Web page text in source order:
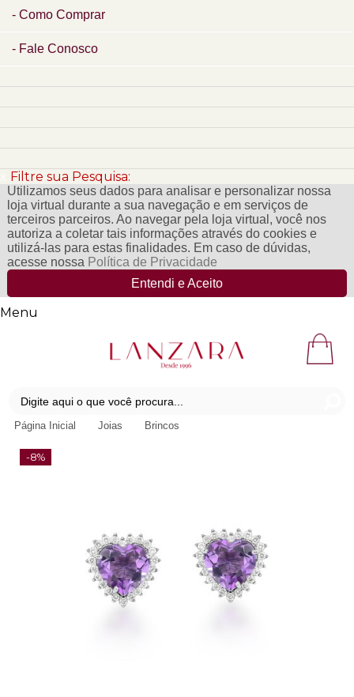
Como Comprar
Fale Conosco
Filtre sua Pesquisa:
Utilizamos seus dados para analisar e personalizar nossa
loja virtual durante a sua navegação e em serviços de
terceiros parceiros. Ao navegar pela loja virtual, você nos
autoriza a coletar tais informações através do cookies e
utilizá-las para estas finalidades. Em caso de dúvidas,
acesse nossa Política de Privacidade
Entendi e Aceito
Menu
Página Inicial Joias Brincos
-8%